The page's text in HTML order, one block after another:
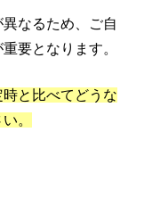
なるため、ご自
要となります。
と比べてどうな
。